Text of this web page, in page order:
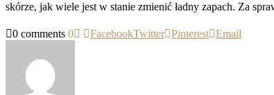
skórze, jak wiele jest w stanie zmienić ładny zapach. Za
0 comments 0 FacebookTwitter Pinterest Email